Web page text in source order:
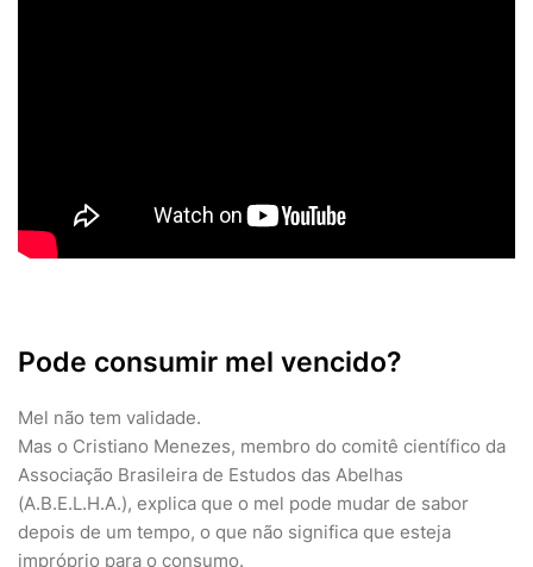
Pode consumir mel vencido?
Mel não tem validade.
Mas o Cristiano Menezes, membro do comitê científico da
Associação Brasileira de Estudos das Abelhas
(A.B.E.L.H.A.), explica que o mel pode mudar de sabor
depois de um tempo, o que não significa que esteja
impróprio para o consumo.